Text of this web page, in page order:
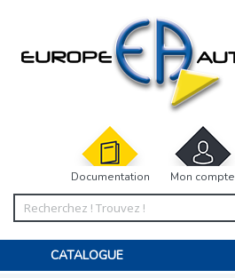
Documentation Mon compte
CATALOGUE